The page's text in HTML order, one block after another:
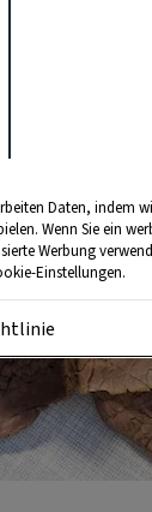
Daten, indem
Wenn Sie ein
Werbung
Einstellungen.